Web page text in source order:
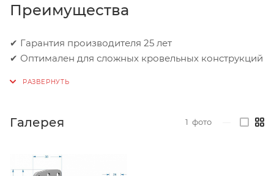
Преимущества
✔ Гарантия производителя 25 лет
✔ Оптимален для сложных кровельных конструкций
Галерея 1 фото